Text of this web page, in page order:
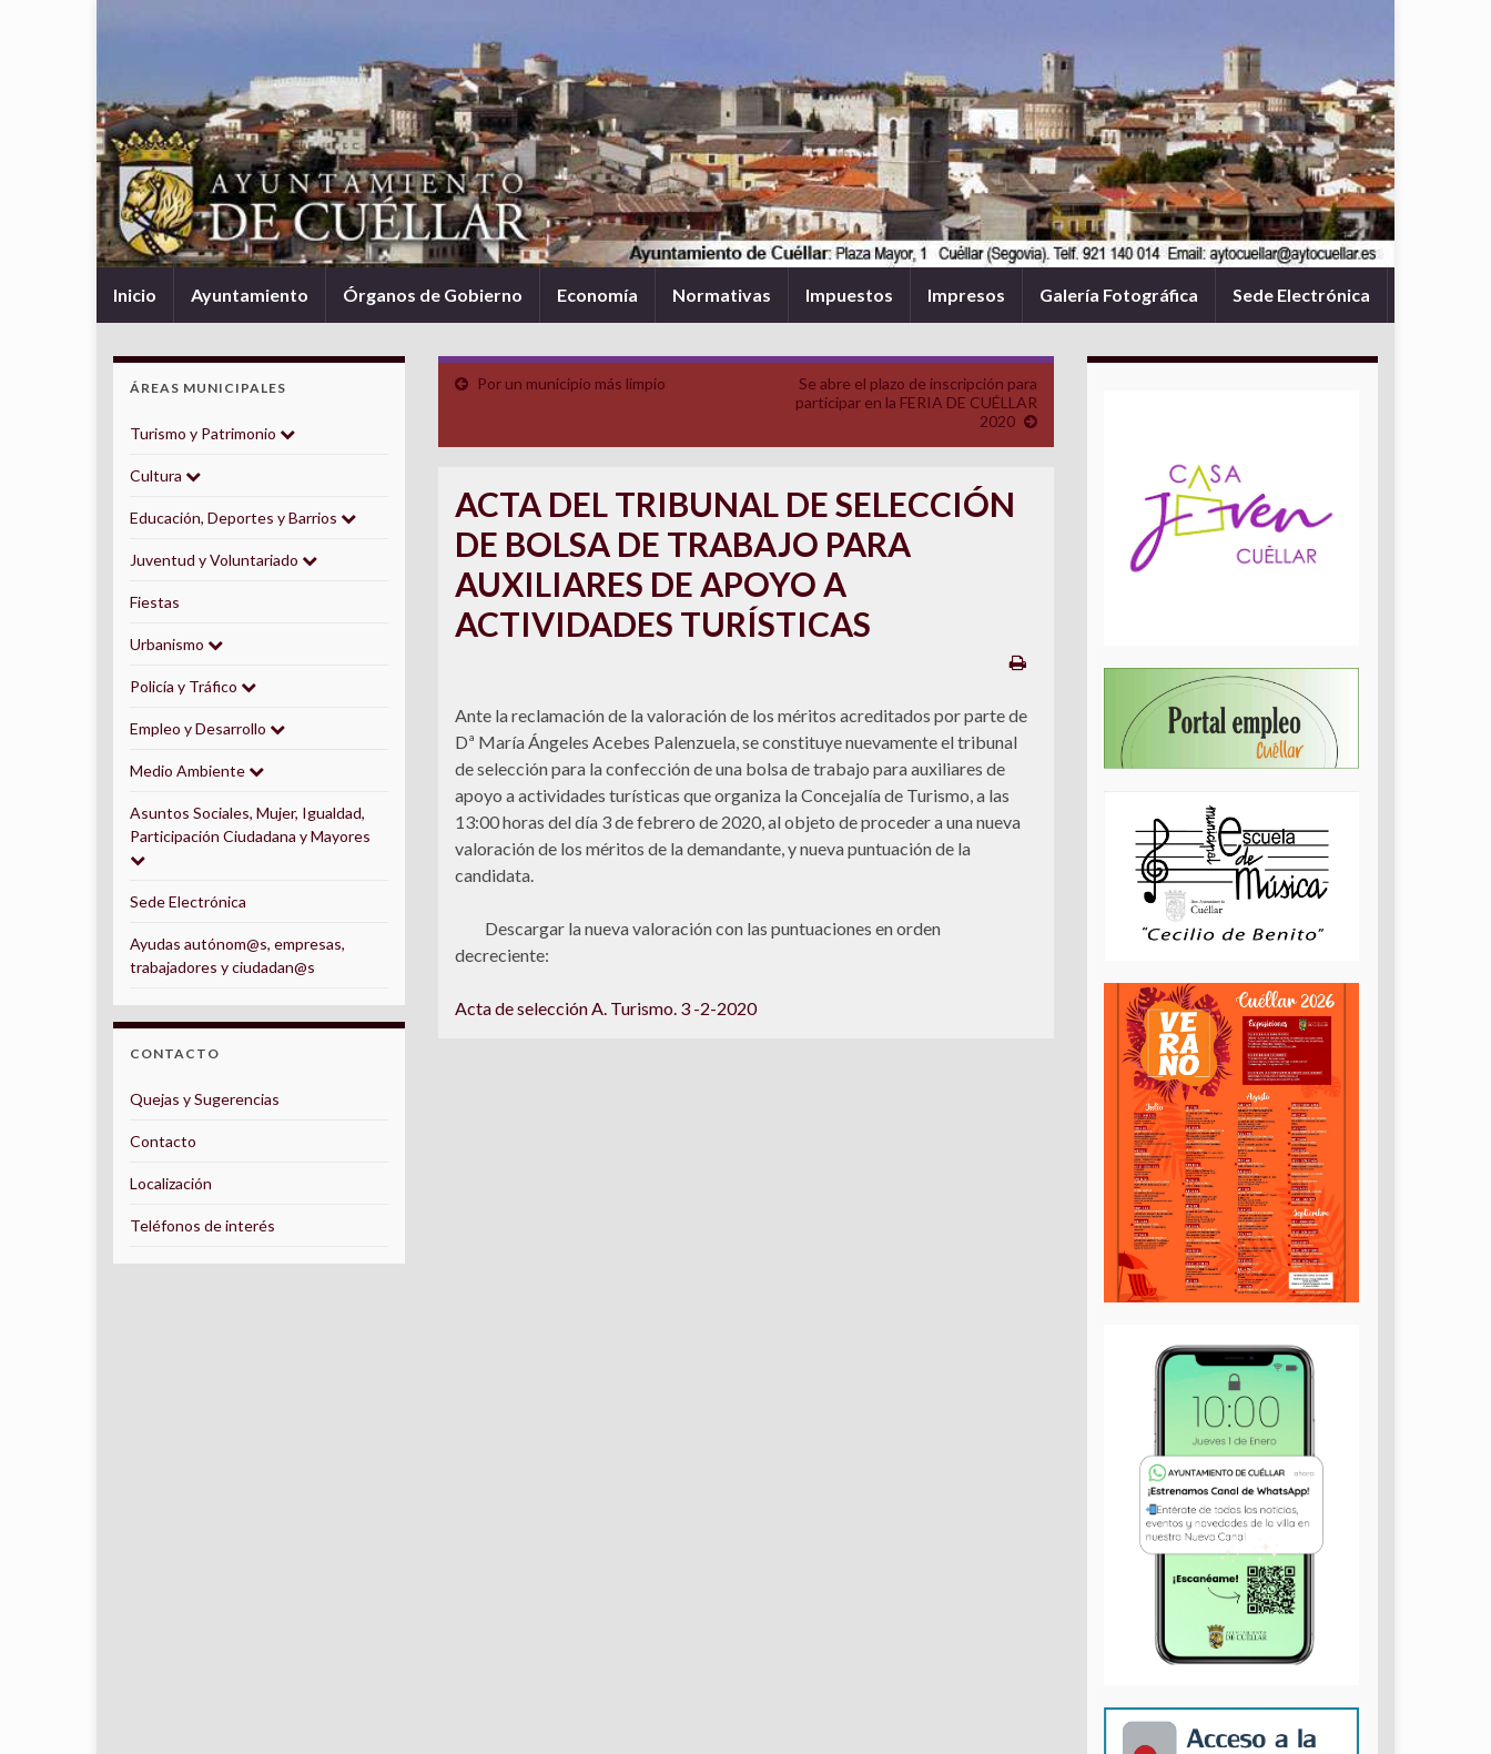
Inicio Ayuntamiento Órganos de Gobierno Economía Normativas Impuestos Impresos Galería Fotográfica Sede Electrónica
Por un municipio más limpio
Se abre el plazo de inscripción para
participar en la FERIA DE CUÉLLAR
2020
ACTA DEL TRIBUNAL DE SELECCIÓN
DE BOLSA DE TRABAJO PARA
AUXILIARES DE APOYO A
ACTIVIDADES TURÍSTICAS
Ante la reclamación de la valoración de los méritos acreditados por parte de
Dª María Ángeles Acebes Palenzuela, se constituye nuevamente el tribunal
de selección para la confección de una bolsa de trabajo para auxiliares de
apoyo a actividades turísticas que organiza la Concejalía de Turismo, a las
13:00 horas del día 3 de febrero de 2020, al objeto de proceder a una nueva
valoración de los méritos de la demandante, y nueva puntuación de la
candidata.
Descargar la nueva valoración con las puntuaciones en orden
decreciente:
Acta de selección A. Turismo. 3 -2-2020
ÁREAS MUNICIPALES
Turismo y Patrimonio
Cultura
Educación, Deportes y Barrios
Juventud y Voluntariado
Fiestas
Urbanismo
Policía y Tráfico
Empleo y Desarrollo
Medio Ambiente
Asuntos Sociales, Mujer, Igualdad,
Participación Ciudadana y Mayores
Sede Electrónica
Ayudas autónom@s, empresas,
trabajadores y ciudadan@s
CONTACTO
Quejas y Sugerencias
Contacto
Localización
Teléfonos de interés